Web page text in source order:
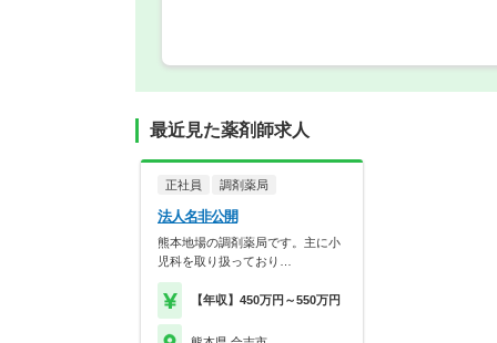
最近見た薬剤師求人
正社員 調剤薬局
法人名非公開
熊本地場の調剤薬局です。主に小
児科を取り扱っており…
【年収】450万円～550万円